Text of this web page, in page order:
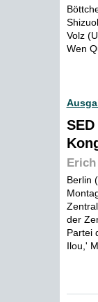
Volz
Wen
Berlin
der
Partei
Ilou,'